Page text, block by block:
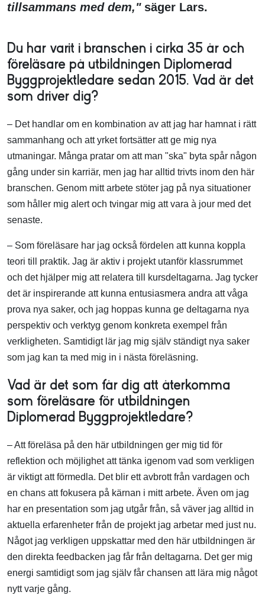
tillsammans med dem,"säger Lars.​
Du har varit i branschen i cirka 35 år och
föreläsare på utbildningen Diplomerad
Byggprojektledare sedan 2015. Vad är det
som driver dig?
– Det handlar om en kombination av att jag har hamnat i rätt
sammanhang och att yrket fortsätter att ge mig nya
utmaningar. Många pratar om att man "ska" byta spår någon
gång under sin karriär, men jag har alltid trivts inom den här
branschen. Genom mitt arbete stöter jag på nya situationer
som håller mig alert och tvingar mig att vara à jour med det
senaste.
– Som föreläsare har jag också fördelen att kunna koppla
teori till praktik. Jag är aktiv i projekt utanför klassrummet
och det hjälper mig att relatera till kursdeltagarna. Jag tycker
det är inspirerande att kunna entusiasmera andra att våga
prova nya saker, och jag hoppas kunna ge deltagarna nya
perspektiv och verktyg genom konkreta exempel från
verkligheten. Samtidigt lär jag mig själv ständigt nya saker
som jag kan ta med mig in i nästa föreläsning.
Vad är det som får dig att återkomma
som föreläsare för utbildningen
Diplomerad Byggprojektledare?
– Att föreläsa på den här utbildningen ger mig tid för
reflektion och möjlighet att tänka igenom vad som verkligen
är viktigt att förmedla. Det blir ett avbrott från vardagen och
en chans att fokusera på kärnan i mitt arbete. Även om jag
har en presentation som jag utgår från, så väver jag alltid in
aktuella erfarenheter från de projekt jag arbetar med just nu.
Något jag verkligen uppskattar med den här utbildningen är
den direkta feedbacken jag får från deltagarna. Det ger mig
energi samtidigt som jag själv får chansen att lära mig något
nytt varje gång.